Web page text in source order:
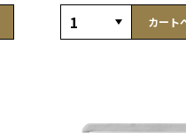
カート